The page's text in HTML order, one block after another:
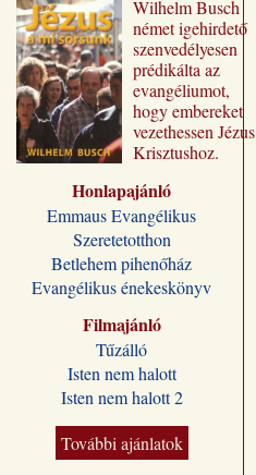
Wilhelm ​Busch
német igehirdető
szenvedélyesen
prédikálta az
evangéliumot,
hogy embereket
vezethessen Jézus
Krisztushoz.
„Jézus a mi
sorsunk” címmel
jutnak el a magyar
olvasóhoz, a
fordításban is
megőrizve eredeti
formájukat,
stílusukat.
Kívánjuk, hogy
Wilhelm Busch
előadássorozata
ilyen módon is
sokakat segítsen a
Jézus Krisztus
Honlapajánló
Emmaus Evangélikus
Szeretetotthon
Betlehem pihenőház
Evangélikus énekeskönyv
Filmajánló
Tűzálló
Isten nem halott
Isten nem halott 2
További ajánlatok